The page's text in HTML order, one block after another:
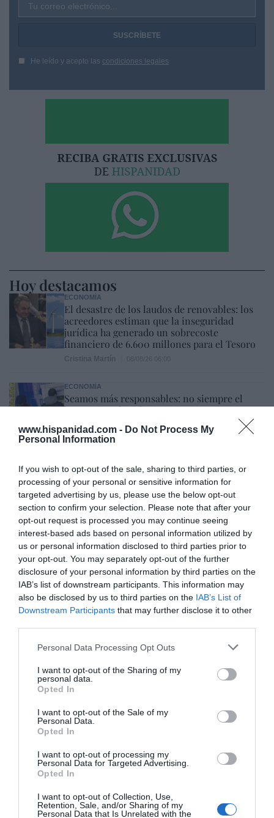
www.hispanidad.com - Do Not Process My
Personal Information
If you wish to opt-out of the sale, sharing to third parties, or
processing of your personal or sensitive information for
targeted advertising by us, please use the below opt-out
section to confirm your selection. Please note that after your
opt-out request is processed you may continue seeing
interest-based ads based on personal information utilized by
us or personal information disclosed to third parties prior to
your opt-out. You may separately opt-out of the further
disclosure of your personal information by third parties on the
IAB’s list of downstream participants. This information may
also be disclosed by us to third parties on the IAB’s List of
Downstream Participants that may further disclose it to other
Personal Data Processing Opt Outs
I want to opt-out of the Sharing of my
personal data.
Opted In
I want to opt-out of the Sale of my
Personal Data.
Opted In
I want to opt-out of processing my
Personal Data for Targeted Advertising.
Opted In
I want to opt-out of Collection, Use,
Retention, Sale, and/or Sharing of my
Personal Data that Is Unrelated with the
Tu correo electrónico...
He leído y acepto las condiciones legales
Hoy destacamos
ECONOMÍA
El desastre de los laudos de renovables: los
acreedores estiman que la inseguridad
jurídica ha generado un sobrecoste
financiero de 6.600 millones para el Tesoro
ECONOMÍA
Seamos más responsables: no siempre el
banco tiene la culpa
Eulogio López 08/08/26 06:00
Memes. Mohamed en la boya
Redacción 08/08/26 06:00
INTERNACIONAL
Colombia. La bancada provida impulsa una
reforma para incluir que el derecho a la vida
es inviolable “desde la fecundación”
José Ángel Gutiérrez 08/08/26 06:00
INTERNACIONAL
La bomba de Hiroshima no perseguía a
Occidente, la de Nagasaki sí: era la ciudad
católica del Japón
Eulogio López 08/08/26 06:00
SOCIEDAD
La batalla no es solo “híbrida” ni
“biopolítica”, sino espiritual... y la ganará la
Gabriel Galdón
Eslovaquia no admite el gaymonio...
bendecido en otros miembros de la Unión
Europea